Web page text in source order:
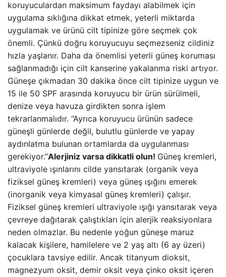
koruyuculardan maksimum faydayı alabilmek için
uygulama sıklığına dikkat etmek, yeterli miktarda
uygulamak ve ürünü cilt tipinize göre seçmek çok
önemli. Çünkü doğru koruyucuyu seçmezseniz cildiniz
hızla yaşlanır. Daha da önemlisi yeterli güneş koruması
sağlanmadığı için cilt kanserine yakalanma riski artıyor.
Güneşe çıkmadan 30 dakika önce cilt tipinize uygun ve
15 ile 50 SPF arasında koruyucu bir ürün sürülmeli,
denize veya havuza girdikten sonra işlem
tekrarlanmalıdır. “Ayrıca koruyucu ürünün sadece
güneşli günlerde değil, bulutlu günlerde ve yapay
aydınlatma bulunan ortamlarda da uygulanması
gerekiyor.”Alerjiniz varsa dikkatli olun! Güneş kremleri,
ultraviyole ışınlarını cilde yansıtarak (organik veya
fiziksel güneş kremleri) veya güneş ışığını emerek
(inorganik veya kimyasal güneş kremleri) çalışır.
Fiziksel güneş kremleri ultraviyole ışığı yansıtarak veya
çevreye dağıtarak çalıştıkları için alerjik reaksiyonlara
neden olmazlar. Bu nedenle yoğun güneşe maruz
kalacak kişilere, hamilelere ve 2 yaş altı (6 ay üzeri)
çocuklara tavsiye edilir. Ancak titanyum dioksit,
magnezyum oksit, demir oksit veya çinko oksit içeren